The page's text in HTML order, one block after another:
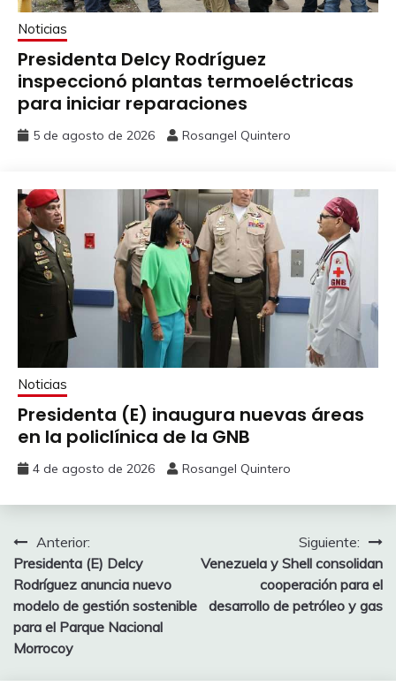
Noticias
Presidenta Delcy Rodríguez
inspeccionó plantas termoeléctricas
para iniciar reparaciones
5 de agosto de 2026 Rosangel Quintero
Noticias
Presidenta (E) inaugura nuevas áreas
en la policlínica de la GNB
4 de agosto de 2026 Rosangel Quintero
Anterior:
Presidenta (E) Delcy
Rodríguez anuncia nuevo
modelo de gestión sostenible
para el Parque Nacional
Morrocoy
Siguiente:
Venezuela y Shell consolidan
cooperación para el
desarrollo de petróleo y gas